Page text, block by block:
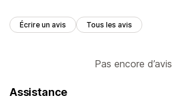
Écrire un avis Tous les avis
Pas encore d’avis
Assistance